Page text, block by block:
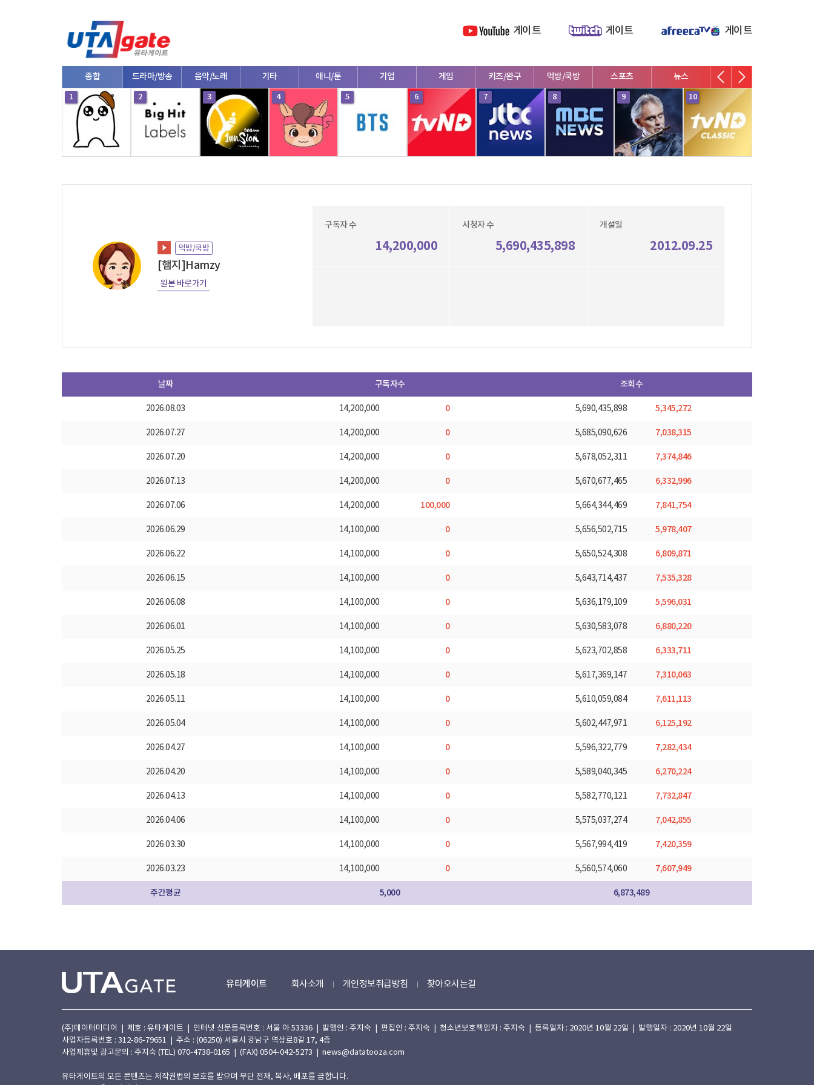
게이트 게이트 게이트
종합 드라마/방송 음악/노래 기타 애니/툰 기업 게임 키즈/완구 먹방/쿡방 스포츠 뉴스 V로그/소통
1 2 3 4 5 6 7 8 9 10
먹방/쿡방
[햄지]Hamzy
원본 바로가기
구독자 수
14,200,000
시청자 수
5,690,435,898
개설일
2012.09.25
날짜 구독자수 조회수
2026.08.03 14,200,000 0 5,690,435,898 5,345,272
2026.07.27 14,200,000 0 5,685,090,626 7,038,315
2026.07.20 14,200,000 0 5,678,052,311 7,374,846
2026.07.13 14,200,000 0 5,670,677,465 6,332,996
2026.07.06 14,200,000 100,000 5,664,344,469 7,841,754
2026.06.29 14,100,000 0 5,656,502,715 5,978,407
2026.06.22 14,100,000 0 5,650,524,308 6,809,871
2026.06.15 14,100,000 0 5,643,714,437 7,535,328
2026.06.08 14,100,000 0 5,636,179,109 5,596,031
2026.06.01 14,100,000 0 5,630,583,078 6,880,220
2026.05.25 14,100,000 0 5,623,702,858 6,333,711
2026.05.18 14,100,000 0 5,617,369,147 7,310,063
2026.05.11 14,100,000 0 5,610,059,084 7,611,113
2026.05.04 14,100,000 0 5,602,447,971 6,125,192
2026.04.27 14,100,000 0 5,596,322,779 7,282,434
2026.04.20 14,100,000 0 5,589,040,345 6,270,224
2026.04.13 14,100,000 0 5,582,770,121 7,732,847
2026.04.06 14,100,000 0 5,575,037,274 7,042,855
2026.03.30 14,100,000 0 5,567,994,419 7,420,359
2026.03.23 14,100,000 0 5,560,574,060 7,607,949
주간평균 5,000 6,873,489
유타게이트 회사소개 개인정보취급방침 찾아오시는길
(주)데이터미디어 | 제호 : 유타게이트 | 인터넷 신문등록번호 : 서울 아 53336 | 발행인 : 주지숙 | 편집인 : 주지숙 | 청소년보호책임자 : 주지숙 | 등록일자 : 2020년 10월 22일 | 발행일자 : 2020년 10월 22일
사업자등록번호 : 312-86-79651 | 주소 : (06250) 서울시 강남구 역삼로8길 17, 4층
사업제휴및 광고문의 : 주지숙 (TEL) 070-4738-0165 | (FAX) 0504-042-5273 | news@datatooza.com
유타게이트의 모든 콘텐츠는 저작권법의 보호를 받으며 무단 전재, 복사, 배포를 금합니다.